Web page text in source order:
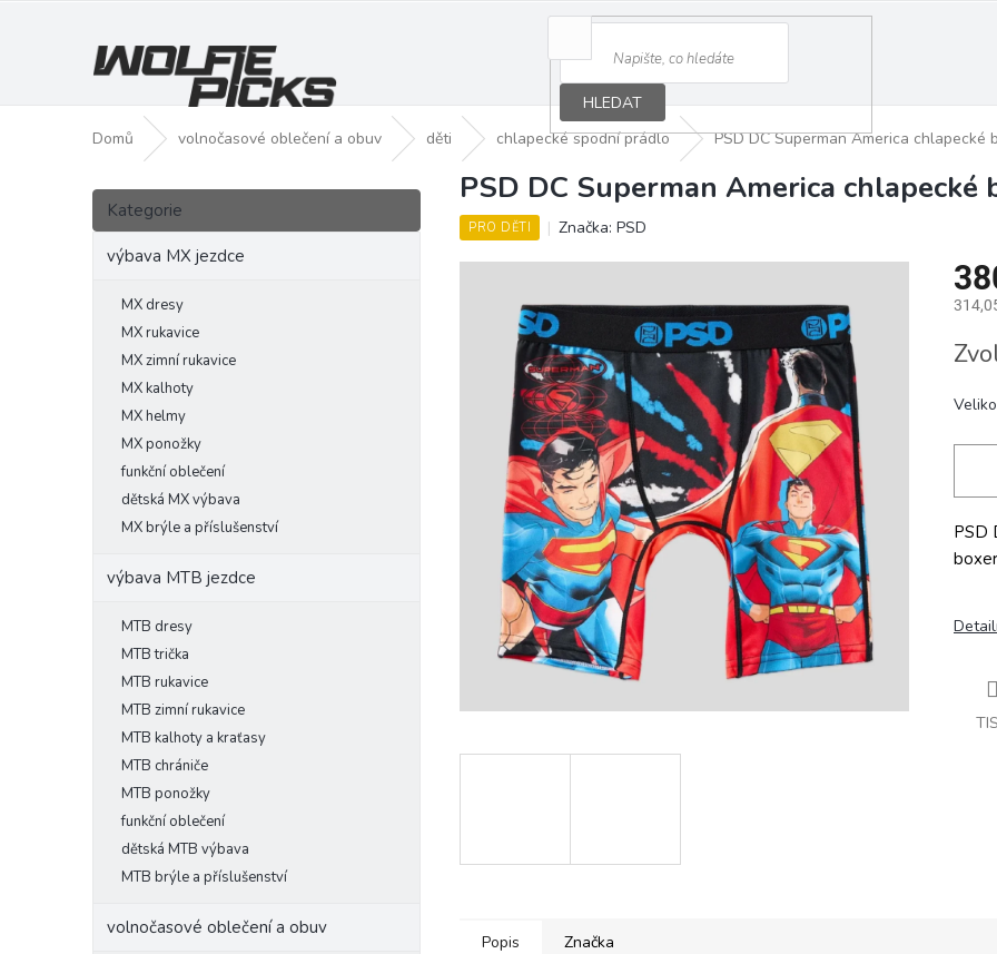
HLEDAT
Domů volnočasové oblečení a obuv děti chlapecké spodní prádlo PSD DC Superman America chlapecké
P
s
Přeskočit
kategorie
Kategorie
výbava MX jezdce
MX dresy
MX rukavice
MX zimní rukavice
MX kalhoty
MX helmy
MX ponožky
funkční oblečení
dětská MX výbava
MX brýle a příslušenství
výbava MTB jezdce
MTB dresy
MTB trička
MTB rukavice
MTB zimní rukavice
MTB kalhoty a kraťasy
MTB chrániče
MTB ponožky
funkční oblečení
dětská MTB výbava
MTB brýle a příslušenství
volnočasové oblečení a obuv
PSD DC Superman America chlapecké
PRO DĚTI Značka: PSD
cena:
PSD
Popis Značka